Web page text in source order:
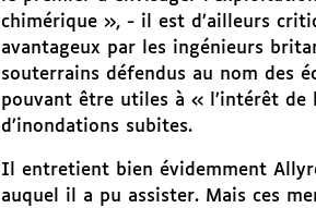
chimérique », - il est d’ailleurs
avantageux par les ingénieurs
souterrains défendus au nom des
pouvant être utiles à « l’intérêt de
d’inondations subites.
Il entretient bien évidemment
auquel il a pu assister. Mais ces